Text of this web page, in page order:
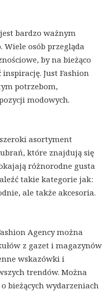
bardzo ważnym
Wiele osób przegląda
by na bieżąco
Just Fashion
potrzebom,
modowych.
asortyment
które znajdują się
różnorodne gusta
takie kategorie jak:
ale także akcesoria.
Agency można
z gazet i magazynów
wskazówki i
trendów. Można
bieżących wydarzeniach